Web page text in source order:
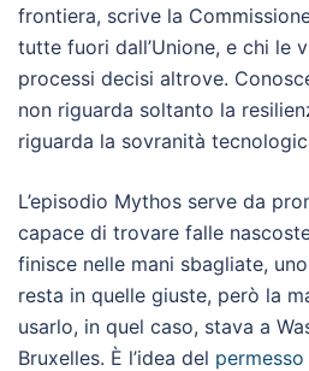
frontiera, scrive la
tutte fuori dall’Unione, e chi le
processi decisi altrove.
non riguarda soltanto la
riguarda la sovranità
L’episodio Mythos serve da
capace di trovare falle
finisce nelle mani sbagliate,
resta in quelle giuste, però la
usarlo, in quel caso, stava a
Bruxelles. È l’idea del